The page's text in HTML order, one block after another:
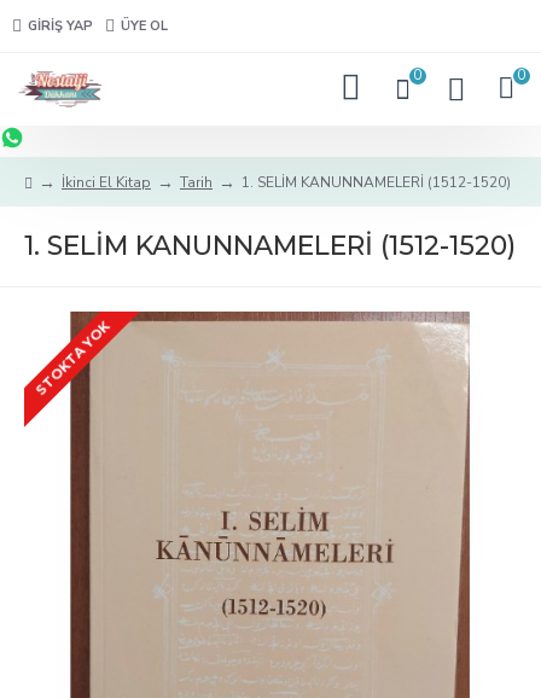
GIRIŞ YAP ÜYE OL
0 0
İkinci El Kitap Tarih 1. SELİM KANUNNAMELERİ (1512-1520)
1. SELİM KANUNNAMELERİ (1512-1520)
STOKTA YOK